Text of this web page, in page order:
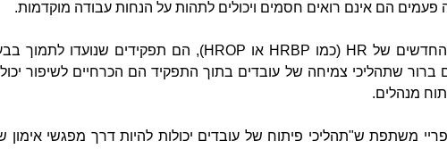
הם אינם רואים חסמים ויכולים לתהות על הנחות עבודה מוקדמות.
החדשים של HR (כמו HRBP או HROP), הם תפקידים שנועדו לתמוך
ברור שתהליכי צמיחה של עובדים בתוך התפקיד הם הכרחיים לשיפור
מנהלים.
משתפת ש"תהליכי פיתוח של עובדים יכולות להיות דרך מפגשי אימון